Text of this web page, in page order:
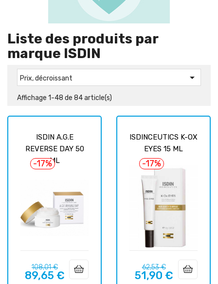
Liste des produits par
marque ISDIN
Prix, décroissant 
Affichage 1-48 de 84 article(s)
ISDIN A.G.E
REVERSE DAY 50
ML
-17%
Prix
habituel
108,01 €Prix
89,65 €
ISDINCEUTICS K-OX
EYES 15 ML
-17%
Prix
habituel
62,53 €Prix
51,90 €